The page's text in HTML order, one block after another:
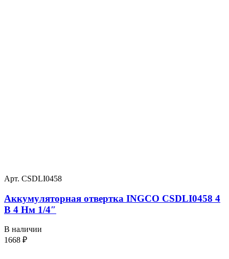
Арт. CSDLI0458
Аккумуляторная отвертка INGCO CSDLI0458 4
В 4 Нм 1/4″
В наличии
1668 ₽